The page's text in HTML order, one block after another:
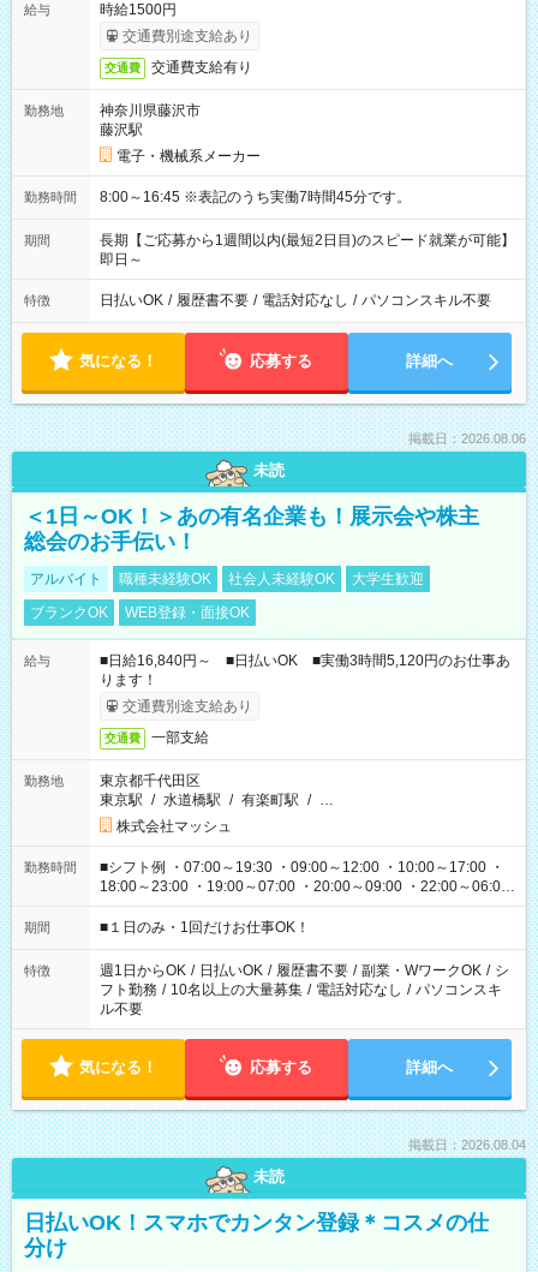
給与
時給1500円
交通費別途支給あり
交通費 交通費支給有り
勤務地
神奈川県藤沢市
藤沢駅
電子・機械系メーカー
勤務時間 8:00～16:45 ※表記のうち実働7時間45分です。
期間
長期【ご応募から1週間以内(最短2日目)のスピード就業が可能】
即日～
特徴 日払いOK / 履歴書不要 / 電話対応なし / パソコンスキル不要
気になる！ 応募する 詳細へ
掲載日：2026.08.06
未読
＜1日～OK！＞あの有名企業も！展示会や株主
総会のお手伝い！
アルバイト 職種未経験OK 社会人未経験OK
大学生歓迎
ブランクOK
WEB登録・面接OK
給与
■日給16,840円～ ■日払いOK ■実働3時間5,120円のお仕事あ
ります！
交通費別途支給あり
交通費 一部支給
勤務地
東京都千代田区
東京駅 / 水道橋駅 / 有楽町駅 / …
株式会社マッシュ
勤務時間
■シフト例 ・07:00～19:30 ・09:00～12:00 ・10:00～17:00 ・
18:00～23:00 ・19:00～07:00 ・20:00～09:00 ・22:00～06:00
etc ★最短で3時間で5,120円のお仕事から 15時間で2万円近く稼
げるお仕事も！ ご希望のお時間に合わせてご紹介！ ※シフトは
ください！
期間 ■１日のみ・1回だけお仕事OK！
特徴 週1日からOK / 日払いOK / 履歴書不要 / 副業・WワークOK / シ
フト勤務 / 10名以上の大量募集 / 電話対応なし / パソコンスキ
ル不要
気になる！ 応募する 詳細へ
掲載日：2026.08.04
未読
日払いOK！スマホでカンタン登録＊コスメの仕
分け